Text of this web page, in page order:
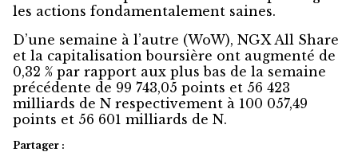
les actions fondamentalement saines.
D’une semaine à l’autre (WoW), NGX All Share
et la capitalisation boursière ont augmenté de
0,32 % par rapport aux plus bas de la semaine
précédente de 99 743,05 points et 56 423
milliards de N respectivement à 100 057,49
points et 56 601 milliards de N.
Partager :